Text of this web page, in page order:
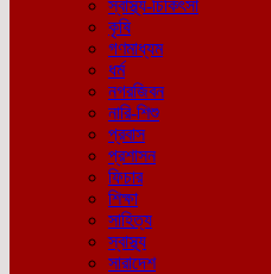
স্বাস্থ্য-চিকিৎসা
কৃষি
গণমাধ্যম
ধর্ম
নগরজিবন
নারি-শিশু
প্রবাস
প্রশাসন
ফিচার
শিক্ষা
সাহিত্য
স্বাস্থ্য
সারাদেশ